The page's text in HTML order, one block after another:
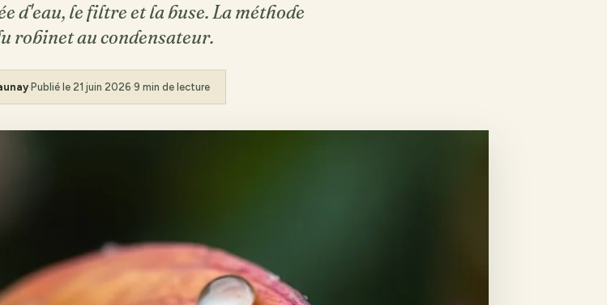
d'eau, le filtre et la buse. La méthode
robinet au condensateur.
·Publié le 21 juin 2026·9 min de lecture